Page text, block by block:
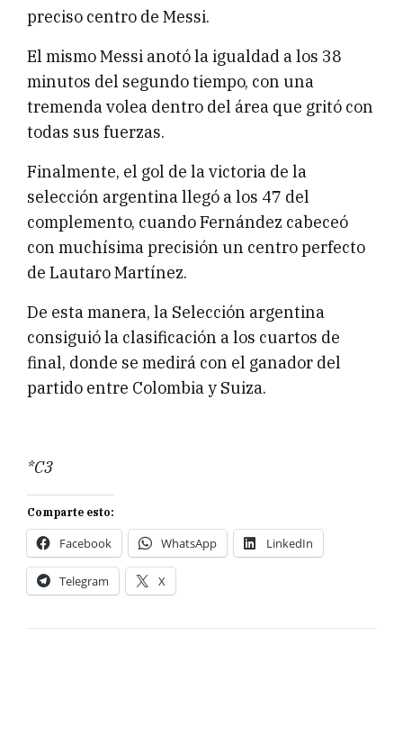
preciso centro de Messi.
El mismo Messi anotó la igualdad a los 38
minutos del segundo tiempo, con una
tremenda volea dentro del área que gritó con
todas sus fuerzas.
Finalmente, el gol de la victoria de la
selección argentina llegó a los 47 del
complemento, cuando Fernández cabeceó
con muchísima precisión un centro perfecto
de Lautaro Martínez.
De esta manera, la Selección argentina
consiguió la clasificación a los cuartos de
final, donde se medirá con el ganador del
partido entre Colombia y Suiza.
*C3
Comparte esto:
Facebook WhatsApp LinkedIn
Telegram X